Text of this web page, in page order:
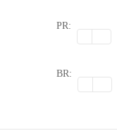
PR:
BR: